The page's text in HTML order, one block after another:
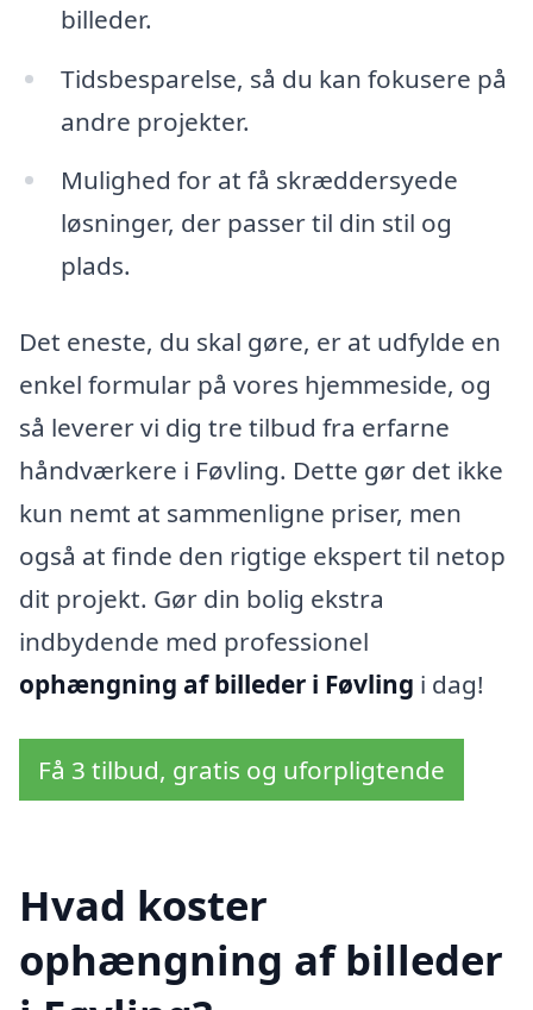
billeder.
Tidsbesparelse, så du kan fokusere på
andre projekter.
Mulighed for at få skræddersyede
løsninger, der passer til din stil og
plads.
Det eneste, du skal gøre, er at udfylde en
enkel formular på vores hjemmeside, og
så leverer vi dig tre tilbud fra erfarne
håndværkere i Føvling. Dette gør det ikke
kun nemt at sammenligne priser, men
også at finde den rigtige ekspert til netop
dit projekt. Gør din bolig ekstra
indbydende med professionel
ophængning af billeder i Føvling i dag!
Få 3 tilbud, gratis og uforpligtende
Hvad koster
ophængning af billeder